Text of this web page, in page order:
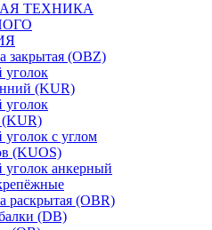
ТЕХНИКА
закрытая (OBZ)
(KUR)
(KUR)
с углом
(KUOS)
анкерный
раскрытая (OBR)
(DB)